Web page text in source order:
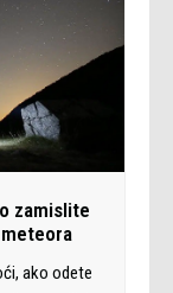
zamislite
ako odete